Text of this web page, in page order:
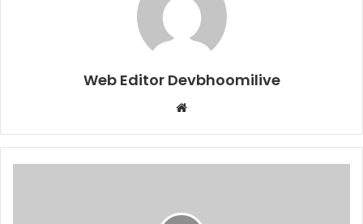
Web Editor Devbhoomilive
Website